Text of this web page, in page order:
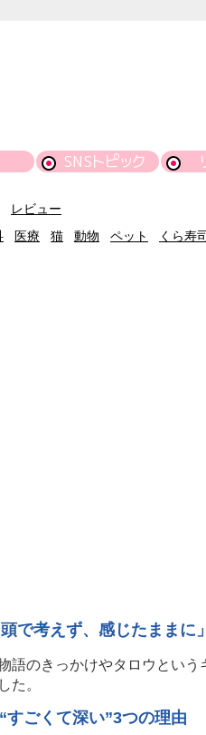
SNSトピック
レビュー
医療 猫 動物 ペット くら寿司
で考えず、感じたままに」
語のきっかけやタロウという
た。
すごくて深い”3つの理由